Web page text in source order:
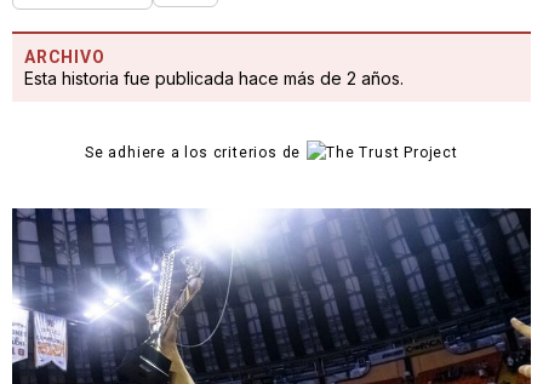
ARCHIVO
Esta historia fue publicada hace más de 2 años.
Se adhiere a los criterios de